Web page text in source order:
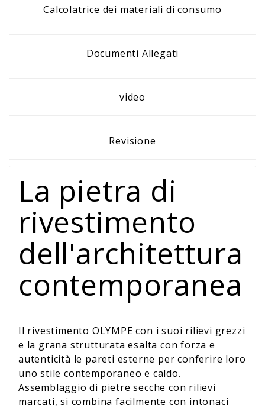
Calcolatrice dei materiali di consumo
Documenti Allegati
video
Revisione
La pietra di
rivestimento
dell'architettura
contemporanea
Il rivestimento OLYMPE con i suoi rilievi grezzi
e la grana strutturata esalta con forza e
autenticità le pareti esterne per conferire loro
uno stile contemporaneo e caldo.
Assemblaggio di pietre secche con rilievi
marcati, si combina facilmente con intonaci